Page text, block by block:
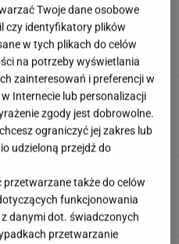
Jamy karne, pobicia. Ukraina
negocjacje ws.wojny w
pewne postępy"
iść do wojska. Tyle czasu
Twoje dane osobowe
czy identyfikatory plików
w tych plikach do celów
na potrzeby wyświetlania
zainteresowań i preferencji w
Internecie lub personalizacji
zgody jest dobrowolne.
ograniczyć jej zakres lub
udzieloną przejdź do
także do celów
funkcjonowania
danymi dot. świadczonych
przetwarzanie